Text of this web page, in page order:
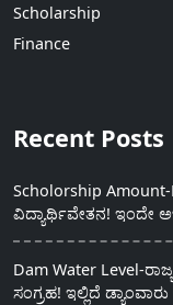
Scholarship
Finance
Recent Posts
Scholorship Amount-
ವಿದ್ಯಾರ್ಥಿವೇತನ! ಇಂದೇ
Dam Water Level-
ಸಂಗ್ರಹ! ಇಲ್ಲಿದೆ